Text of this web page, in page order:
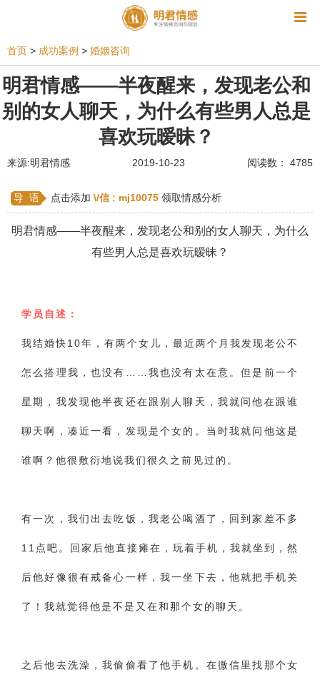
相亲 同性恋 恋爱技巧 挽回爱情
挽救婚姻 爱情相关 星座情感 离婚 心情
美容 怀孕
感情挽回 双鱼座男生 情感测试 婆媳关系
水瓶座男生 摩羯座男生 射手座男生
天蝎座男生 天秤座男生 处女座男生
狮子座男生 爱情歌曲
不和
财产分割 外遇 分手 第三者 心态
变心 感人 伤感 婚姻问题 脾气
失恋挽救 情绪 时辰八字 爱情的句子
十二生肖 分手复合 梦见 抽签算命
异地恋 明星 气质 美妆
挽回老公 产检 家庭暴力 孕中期
经营婚姻 婚姻修复 孕早期 感情挽回
备孕 产后恢复 减肥 月子 婴儿辅食
产妇食谱 同性恋 交往 搭讪
其他
首页 > 成功案例 > 婚姻咨询
明君情感——半夜醒来，发现老公和
别的女人聊天，为什么有些男人总是
喜欢玩暧昧？
来源:明君情感 2019-10-23 阅读数： 4785
导 语 点击添加 \/信 : mj10075 领取情感分析
明君情感——半夜醒来，发现老公和别的女人聊天，为什么
有些男人总是喜欢玩暧昧？
学员自述：
我结婚快10年，有两个女儿，最近两个月我发现老公不
怎么搭理我，也没有……我也没有太在意。但是前一个
星期，我发现他半夜还在跟别人聊天，我就问他在跟谁
聊天啊，凑近一看，发现是个女的。当时我就问他这是
谁啊？他很敷衍地说我们很久之前见过的。
有一次，我们出去吃饭，我老公喝酒了，回到家差不多
11点吧。回家后他直接瘫在，玩着手机，我就坐到，然
后他好像很有戒备心一样，我一坐下去，他就把手机关
了！我就觉得他是不是又在和那个女的聊天。
之后他去洗澡，我偷偷看了他手机。在微信里找那个女